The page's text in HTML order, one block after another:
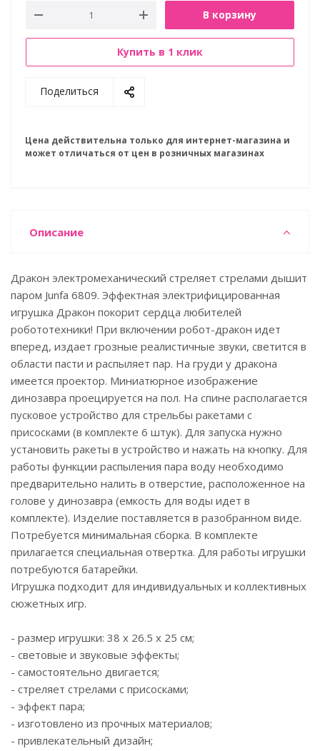
В корзину
Купить в 1 клик
Поделиться
Цена действительна только для интернет-магазина и
может отличаться от цен в розничных магазинах
Описание
Дракон электромеханический стреляет стрелами дышит
паром Junfa 6809. Эффектная электрифицированная
игрушка Дракон покорит сердца любителей
робототехники! При включении робот-дракон идет
вперед, издает грозные реалистичные звуки, светится в
области пасти и распыляет пар. На груди у дракона
имеется проектор. Миниатюрное изображение
динозавра проецируется на пол. На спине располагается
пусковое устройство для стрельбы ракетами с
присосками (в комплекте 6 штук). Для запуска нужно
установить ракеты в устройство и нажать на кнопку. Для
работы функции распыления пара воду необходимо
предварительно налить в отверстие, расположенное на
голове у динозавра (емкость для воды идет в
комплекте). Изделие поставляется в разобранном виде.
Потребуется минимальная сборка. В комплекте
прилагается специальная отвертка. Для работы игрушки
потребуются батарейки.
Игрушка подходит для индивидуальных и коллективных
сюжетных игр.
- размер игрушки: 38 х 26.5 х 25 см;
- световые и звуковые эффекты;
- самостоятельно двигается;
- стреляет стрелами с присосками;
- эффект пара;
- изготовлено из прочных материалов;
- привлекательный дизайн;